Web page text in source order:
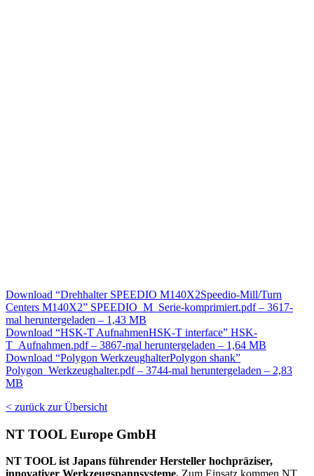
Download “Drehhalter SPEEDIO M140X2Speedio-Mill/Turn
Centers M140X2” SPEEDIO_M_Serie-komprimiert.pdf – 3617-
mal heruntergeladen – 1,43 MB
Download “HSK-T AufnahmenHSK-T interface” HSK-
T_Aufnahmen.pdf – 3867-mal heruntergeladen – 1,64 MB
Download “Polygon WerkzeughalterPolygon shank”
Polygon_Werkzeughalter.pdf – 3744-mal heruntergeladen – 2,83
MB
< zurück zur Übersicht
NT TOOL Europe GmbH
NT TOOL ist Japans führender Hersteller hochpräziser,